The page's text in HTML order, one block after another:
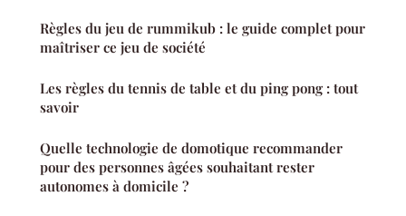
Règles du jeu de rummikub : le guide complet pour
maîtriser ce jeu de société
Les règles du tennis de table et du ping pong : tout
savoir
Quelle technologie de domotique recommander
pour des personnes âgées souhaitant rester
autonomes à domicile ?